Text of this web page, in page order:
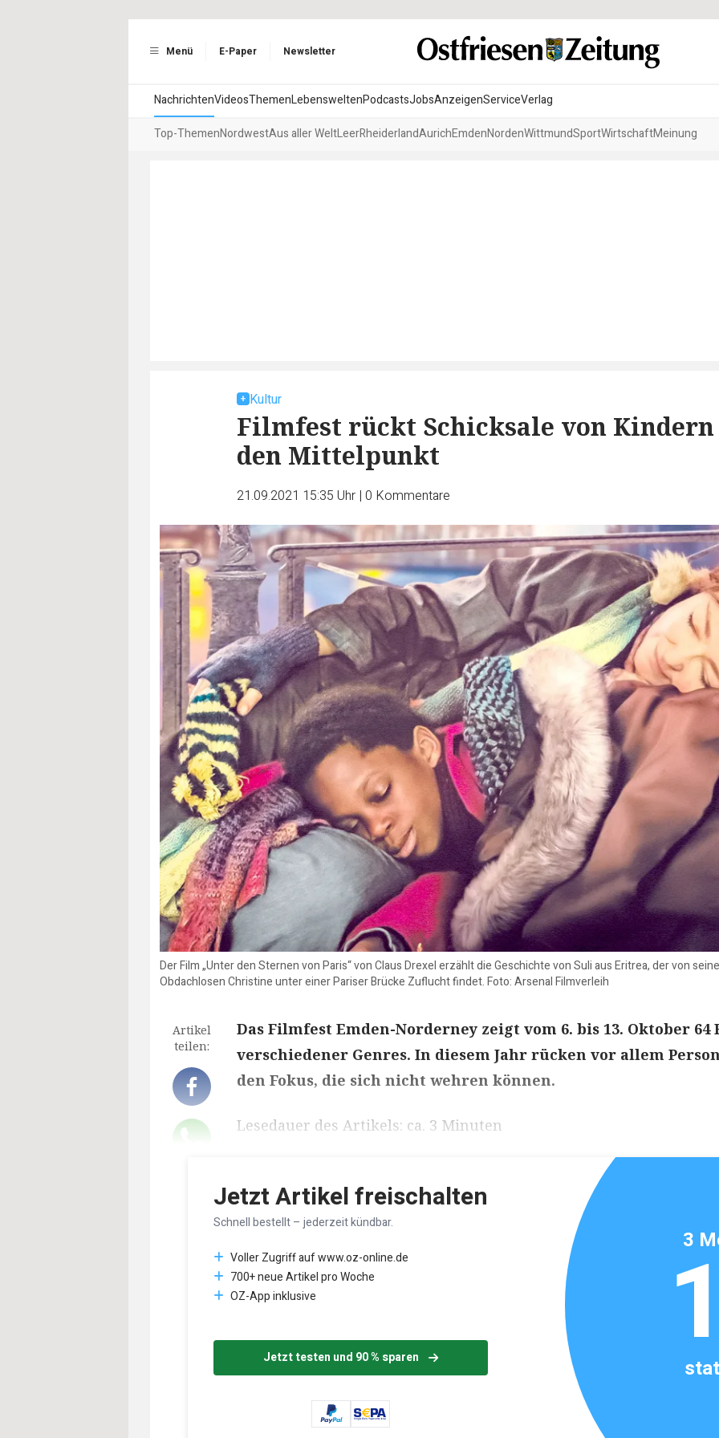
Menü E-Paper Newsletter
NachrichtenVideosThemenLebensweltenPodcastsJobsAnzeigenServiceVerlag
Top-ThemenNordwestAus aller WeltLeerRheiderlandAurichEmdenNordenWittmundSportWirtschaftMeinung
Kultur
Filmfest rückt Schicksale von
den Mittelpunkt
21.09.2021 15:35 Uhr | 0 Kommentare
Der Film „Unter den Sternen von Paris“ von Claus Drexel erzählt die Geschichte von Suli aus Eritrea, der von
Obdachlosen Christine unter einer Pariser Brücke Zuflucht findet. Foto: Arsenal Filmverleih
Artikel
teilen:
Das Filmfest Emden-Norderney zeigt vom 6. bis 13. Oktober 64
verschiedener Genres. In diesem Jahr rücken vor allem
den Fokus, die sich nicht wehren können.
Lesedauer des Artikels: ca. 3 Minuten
Jetzt Artikel freischalten
Schnell bestellt – jederzeit kündbar.
Voller Zugriff auf www.oz-online.de
700+ neue Artikel pro Woche
OZ-App inklusive
Jetzt testen und 90 % sparen
3